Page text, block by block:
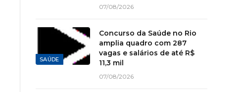
07/08/2026
SAÚDE
Concurso da Saúde no Rio
amplia quadro com 287
vagas e salários de até R$
11,3 mil
07/08/2026